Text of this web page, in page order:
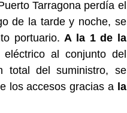
Tarragona perdía el
de la tarde y noche, se
portuario. A la 1 de la
al conjunto del
total del suministro, se
los accesos gracias ala